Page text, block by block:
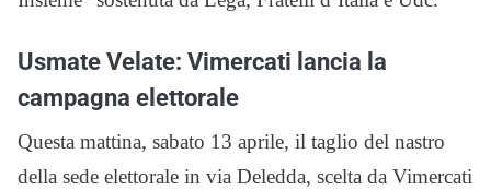
Usmate Velate: Vimercati lancia la
campagna elettorale
Questa mattina, sabato 13 aprile, il taglio del nastro
della sede elettorale in via Deledda, scelta da Vimercati